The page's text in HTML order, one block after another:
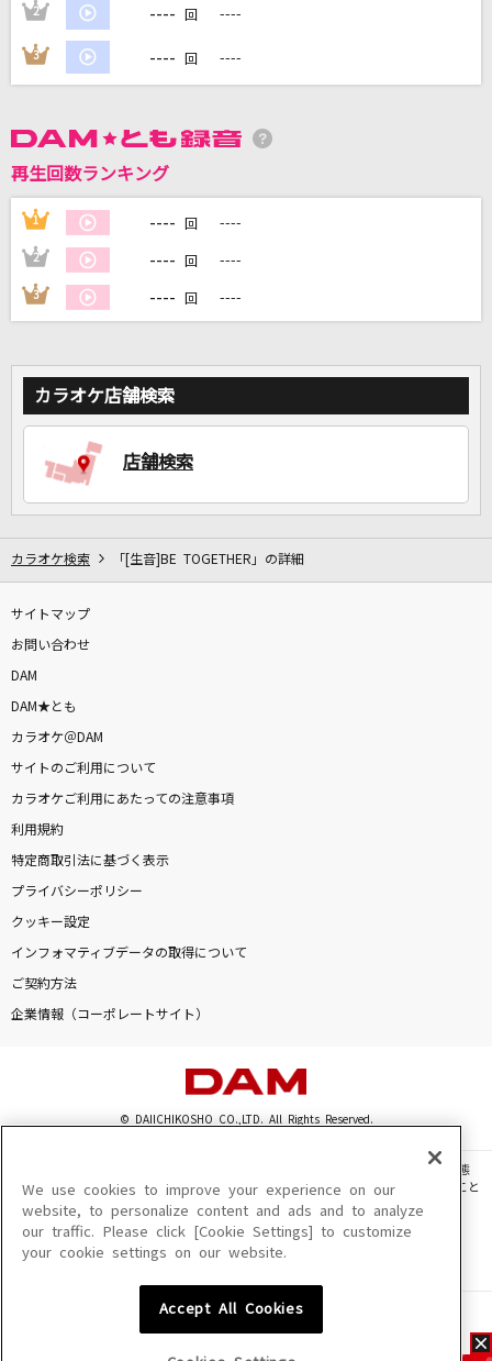
自宅でカラオケ歌い放題！
2 ---- 回 ----
3 ---- 回 ----
再生回数ランキング
1 ---- 回 ----
2 ---- 回 ----
3 ---- 回 ----
カラオケ店舗検索
店舗検索
カラオケ検索 「[生音]BE TOGETHER」の詳細
サイトマップ
お問い合わせ
DAM
DAM★とも
カラオケ＠DAM
サイトのご利用について
カラオケご利用にあたっての注意事項
利用規約
特定商取引法に基づく表示
プライバシーポリシー
クッキー設定
インフォマティブデータの取得について
ご契約方法
企業情報（コーポレートサイト）
© DAIICHIKOSHO CO.,LTD. All Rights Reserved.
このサイトに掲載されている一切の文章・画像・写真・動画・音声等を、手段や形態
を問わず、著作権法の定める範囲を超えて無断で複製、転載、ファイル化などすること
を禁じます。
楽曲及びコンテンツは、機種によりご利用いただけない場合があります。
楽曲及びコンテンツの配信日、配信内容が変更になる場合があります。
We use cookies to improve your experience on our
website, to personalize content and ads and to analyze
our traffic. Please click [Cookie Settings] to customize
your cookie settings on our website.
Accept All Cookies